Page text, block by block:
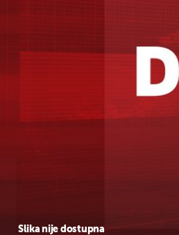
Slika nije dostupna